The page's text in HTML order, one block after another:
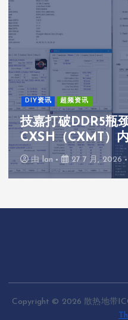
DIY资讯 超频资讯
技嘉打破DDR5瓶
CXSH（CXMT）
由 lan 27 7 月, 2026
Copyright © 2026 散热地带